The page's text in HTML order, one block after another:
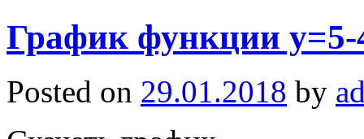
График функции
Posted on 29.01.2018 by